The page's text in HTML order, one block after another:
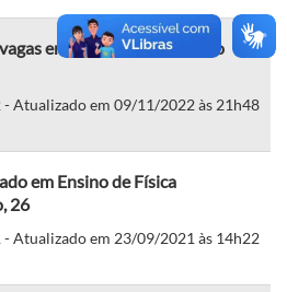
em cursos de graduação
Atualizado em 09/11/2022 às 21h48
em Ensino de Física
26
Atualizado em 23/09/2021 às 14h22